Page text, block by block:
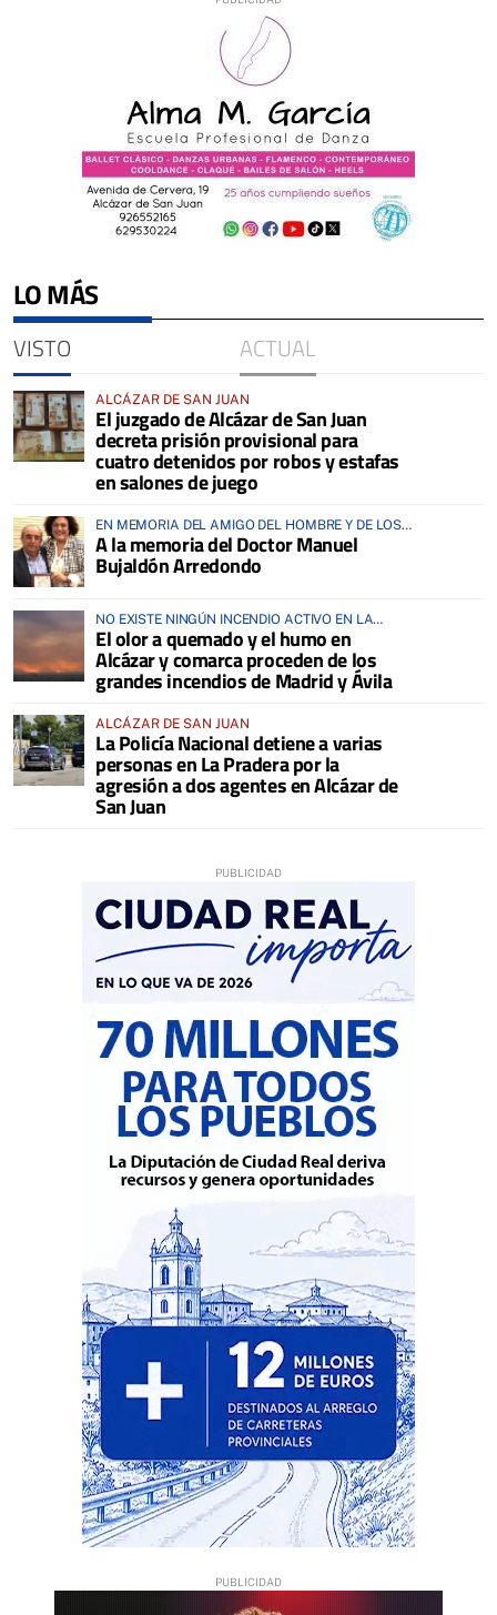
LO MÁS
VISTO ACTUAL
ALCÁZAR DE SAN JUAN
El juzgado de Alcázar de San Juan
decreta prisión provisional para
cuatro detenidos por robos y estafas
en salones de juego
EN MEMORIA DEL AMIGO DEL HOMBRE Y DE LOS
ANIMALES
A la memoria del Doctor Manuel
Bujaldón Arredondo
NO EXISTE NINGÚN INCENDIO ACTIVO EN LA
COMARCA
El olor a quemado y el humo en
Alcázar y comarca proceden de los
grandes incendios de Madrid y Ávila
ALCÁZAR DE SAN JUAN
La Policía Nacional detiene a varias
personas en La Pradera por la
agresión a dos agentes en Alcázar de
San Juan